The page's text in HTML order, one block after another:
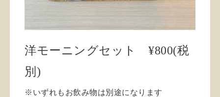
洋モーニングセット ¥800(税
別)
※いずれもお飲み物は別途になります